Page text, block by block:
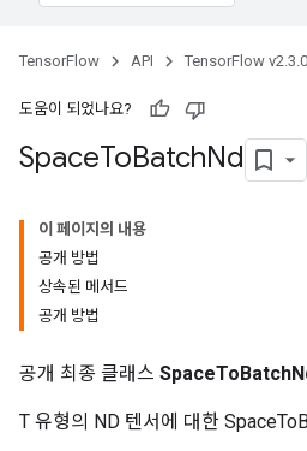
TensorFlow API TensorFlow v2.3.0
도움이 되었나요?
SpaceToBatchNd
이 페이지의 내용
공개 방법
상속된 메서드
공개 방법
공개 최종 클래스
T 유형의 ND 텐서에 대한